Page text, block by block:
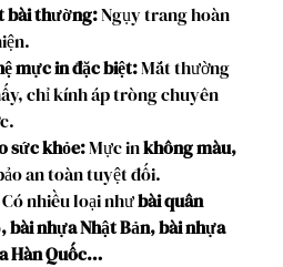
bài thường:Ngụy trang hoàn
mực in đặc biệt:Mắt thường
chỉ kính áp tròng chuyên
sức khỏe:Mực inkhông màu,
an toàn tuyệt đối.
Có nhiều loại nhưbài quân
bài nhựa Nhật Bản, bài nhựa
Hàn Quốc…